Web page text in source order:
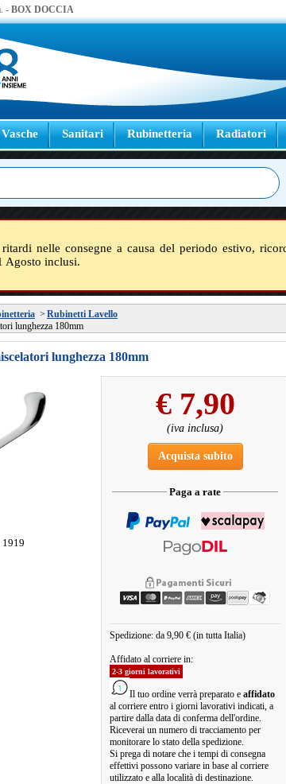
- BOX DOCCIA
Vasche Sanitari Rubinetteria Radiatori
nelle consegne a causa del periodo estivo,
Agosto inclusi.
> Rubinetti Lavello
lunghezza 180mm
lunghezza 180mm
1919
€ 7,90
(iva inclusa)
Acquista subito
Paga a rate
Spedizione: da 9,90 € (in tutta Italia)
Affidato al corriere in:
2-3 giorni lavorativi
Il tuo ordine verrà preparato e affidato
al corriere entro i giorni lavorativi indicati, a
partire dalla data di conferma dell'ordine.
Riceverai un numero di tracciamento per
monitorare lo stato della spedizione.
Si prega di notare che i tempi di consegna
effettivi possono variare in base al corriere
utilizzato e alla località di destinazione.